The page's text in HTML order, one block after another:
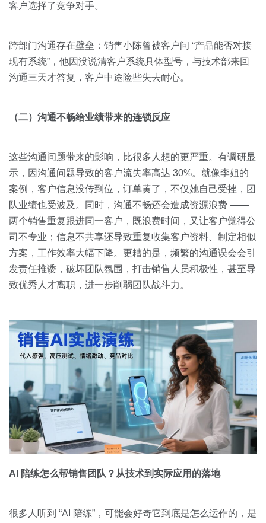
客户选择了竞争对手。
跨部门沟通存在壁垒：销售小陈曾被客户问 “产品能否对接
现有系统”，他因没说清客户系统具体型号，与技术部来回
沟通三天才答复，客户中途险些失去耐心。
（二）沟通不畅给业绩带来的连锁反应
这些沟通问题带来的影响，比很多人想的更严重。有调研显
示，因沟通问题导致的客户流失率高达 30%。就像李姐的
案例，客户信息没传到位，订单黄了，不仅她自己受挫，团
队业绩也受波及。同时，沟通不畅还会造成资源浪费 ——
两个销售重复跟进同一客户，既浪费时间，又让客户觉得公
司不专业；信息不共享还导致重复收集客户资料、制定相似
方案，工作效率大幅下降。更糟的是，频繁的沟通误会会引
发责任推诿，破坏团队氛围，打击销售人员积极性，甚至导
致优秀人才离职，进一步削弱团队战斗力。
AI 陪练怎么帮销售团队？从技术到实际应用的落地
很多人听到 “AI 陪练”，可能会好奇它到底是怎么运作的，是